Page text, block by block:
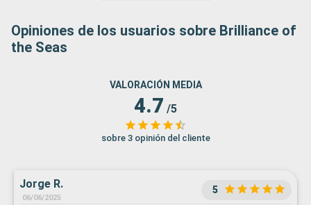
Opiniones de los usuarios sobre Brilliance of
the Seas
VALORACIÓN MEDIA
4.7 /5
sobre 3 opinión del cliente
Jorge R.
06/06/2025
5